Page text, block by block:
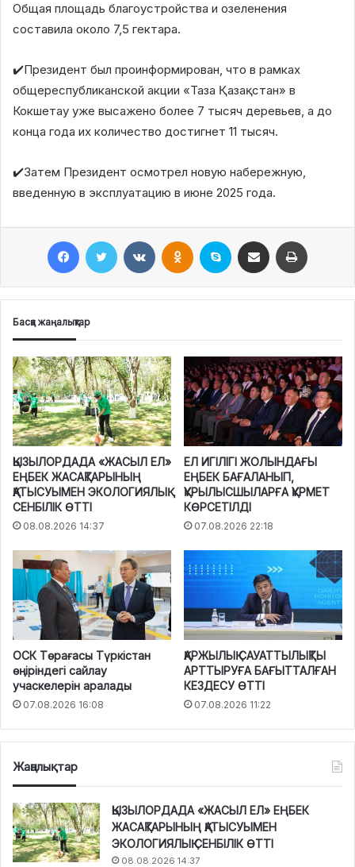
Общая площадь благоустройства и озеленения
составила около 7,5 гектара.
✔️Президент был проинформирован, что в рамках
общереспубликанской акции «Таза Қазақстан» в
Кокшетау уже высажено более 7 тысяч деревьев, а до
конца года их количество достигнет 11 тысяч.
✔️Затем Президент осмотрел новую набережную,
введенную в эксплуатацию в июне 2025 года.
Басқа жаңалықтар
ҚЫЗЫЛОРДАДА «ЖАСЫЛ ЕЛ»
ЕҢБЕК ЖАСАҚТАРЫНЫҢ
ҚАТЫСУЫМЕН ЭКОЛОГИЯЛЫҚ
СЕНБІЛІК ӨТТІ
08.08.2026 14:37
ЕЛ ИГІЛІГІ ЖОЛЫНДАҒЫ
ЕҢБЕК БАҒАЛАНЫП,
ҚҰРЫЛЫСШЫЛАРҒА ҚҰРМЕТ
КӨРСЕТІЛДІ
07.08.2026 22:18
ОСК Төрағасы Түркістан
өңіріндегі сайлау
учаскелерін аралады
07.08.2026 16:08
ҚАРЖЫЛЫҚ САУАТТЫЛЫҚТЫ
АРТТЫРУҒА БАҒЫТТАЛҒАН
КЕЗДЕСУ ӨТТІ
07.08.2026 11:22
Жаңалықтар
ҚЫЗЫЛОРДАДА «ЖАСЫЛ ЕЛ» ЕҢБЕК
ЖАСАҚТАРЫНЫҢ ҚАТЫСУЫМЕН
ЭКОЛОГИЯЛЫҚ СЕНБІЛІК ӨТТІ
08.08.2026 14:37